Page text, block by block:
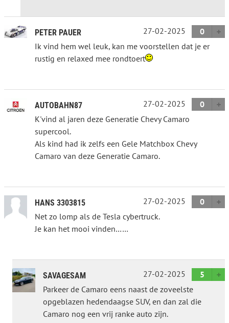
PETER PAUER 27-02-2025
0
Ik vind hem wel leuk, kan me voorstellen dat je er
rustig en relaxed mee rondtoert
AUTOBAHN87 27-02-2025
0
K'vind al jaren deze Generatie Chevy Camaro
supercool.
Als kind had ik zelfs een Gele Matchbox Chevy
Camaro van deze Generatie Camaro.
HANS 3303815 27-02-2025
0
Net zo lomp als de Tesla cybertruck.
Je kan het mooi vinden……
SAVAGESAM 27-02-2025
5
Parkeer de Camaro eens naast de zoveelste
opgeblazen hedendaagse SUV, en dan zal die
Camaro nog een vrij ranke auto zijn.